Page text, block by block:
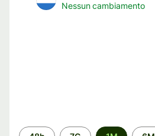
Nessun cambiamento
Periodo